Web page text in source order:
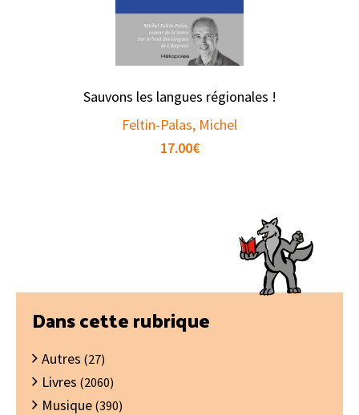
Sauvons les langues régionales !
Feltin-Palas, Michel
17.00€
Barre
latérale
principale
Dans cette rubrique
Autres (27)
Livres (2060)
Musique (390)